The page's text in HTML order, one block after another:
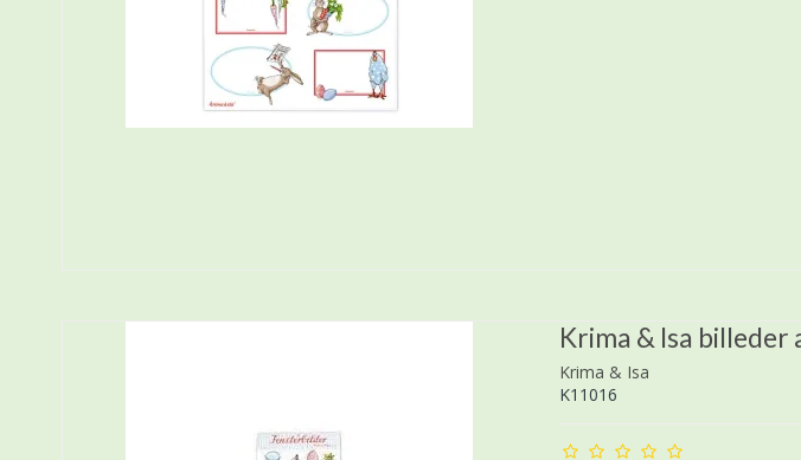
Krima & Isa billeder
Krima & Isa
K11016